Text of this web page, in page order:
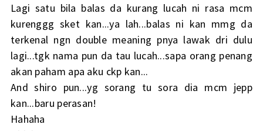
Lagi satu bila balas da kurang lucah ni rasa mcm
kurenggg sket kan...ya lah...balas ni kan mmg da
terkenal ngn double meaning pnya lawak dri dulu
lagi...tgk nama pun da tau lucah...sapa orang penang
akan paham apa aku ckp kan...
And shiro pun...yg sorang tu sora dia mcm jepp
kan...baru perasan!
Hahaha